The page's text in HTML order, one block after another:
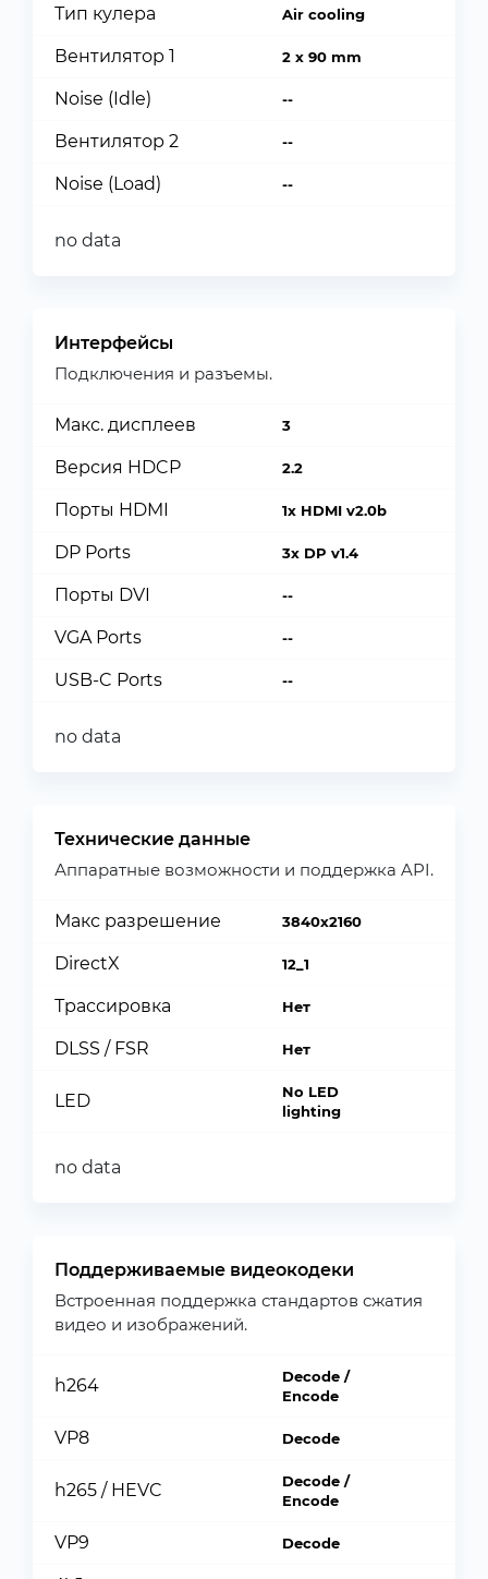
Тип кулера Air cooling
Вентилятор 1 2 x 90 mm
Noise (Idle) --
Вентилятор 2 --
Noise (Load) --
no data
Интерфейсы
Подключения и разъемы.
Макс. дисплеев 3
Версия HDCP 2.2
Порты HDMI 1x HDMI v2.0b
DP Ports 3x DP v1.4
Порты DVI --
VGA Ports --
USB-C Ports --
no data
Технические данные
Аппаратные возможности и поддержка API.
Макс разрешение 3840x2160
DirectX 12_1
Трассировка Нет
DLSS / FSR Нет
LED
No LED
lighting
no data
Поддерживаемые видеокодеки
Встроенная поддержка стандартов сжатия
видео и изображений.
h264
Decode /
Encode
VP8 Decode
h265 / HEVC
Decode /
Encode
VP9 Decode